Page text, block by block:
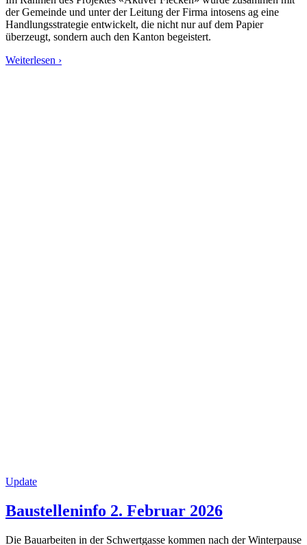
der Gemeinde und unter der Leitung der Firma intosens ag eine
Handlungsstrategie entwickelt, die nicht nur auf dem Papier
überzeugt, sondern auch den Kanton begeistert.
Weiterlesen ›
Update
Baustelleninfo 2. Februar 2026
Die Bauarbeiten in der Schwertgasse kommen nach der Winterpause